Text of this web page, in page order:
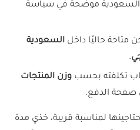
السعودية موضحة في سياسة
متاحة حاليًا داخل السعودية
.
تكلفته بحسب وزن المنتجات
صفحة الدفع.
لمناسبة قريبة، خذي مدة